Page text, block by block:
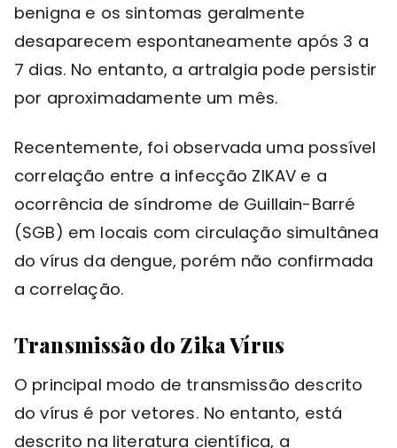
benigna e os sintomas geralmente
desaparecem espontaneamente após 3 a
7 dias. No entanto, a artralgia pode persistir
por aproximadamente um mês.
Recentemente, foi observada uma possível
correlação entre a infecção ZIKAV e a
ocorrência de síndrome de Guillain-Barré
(SGB) em locais com circulação simultânea
do vírus da dengue, porém não confirmada
a correlação.
Transmissão do Zika Vírus
O principal modo de transmissão descrito
do vírus é por vetores. No entanto, está
descrito na literatura científica, a